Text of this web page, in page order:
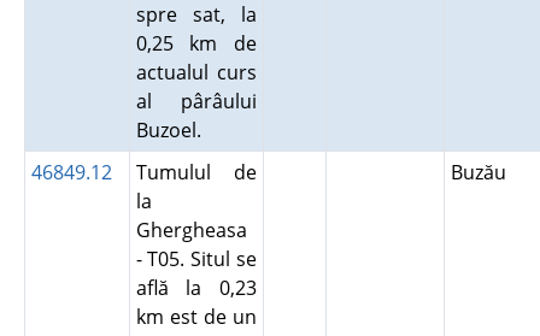
spre sat, la
0,25 km de
actualul curs
al pârâului
Buzoel.
46849.12
Tumulul de
la
Ghergheasa
- T05. Situl se
află la 0,23
km est de un
Buzău